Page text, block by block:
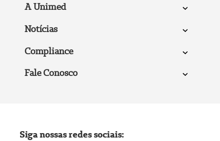
A Unimed
Notícias
Compliance
Fale Conosco
Siga nossas redes sociais: